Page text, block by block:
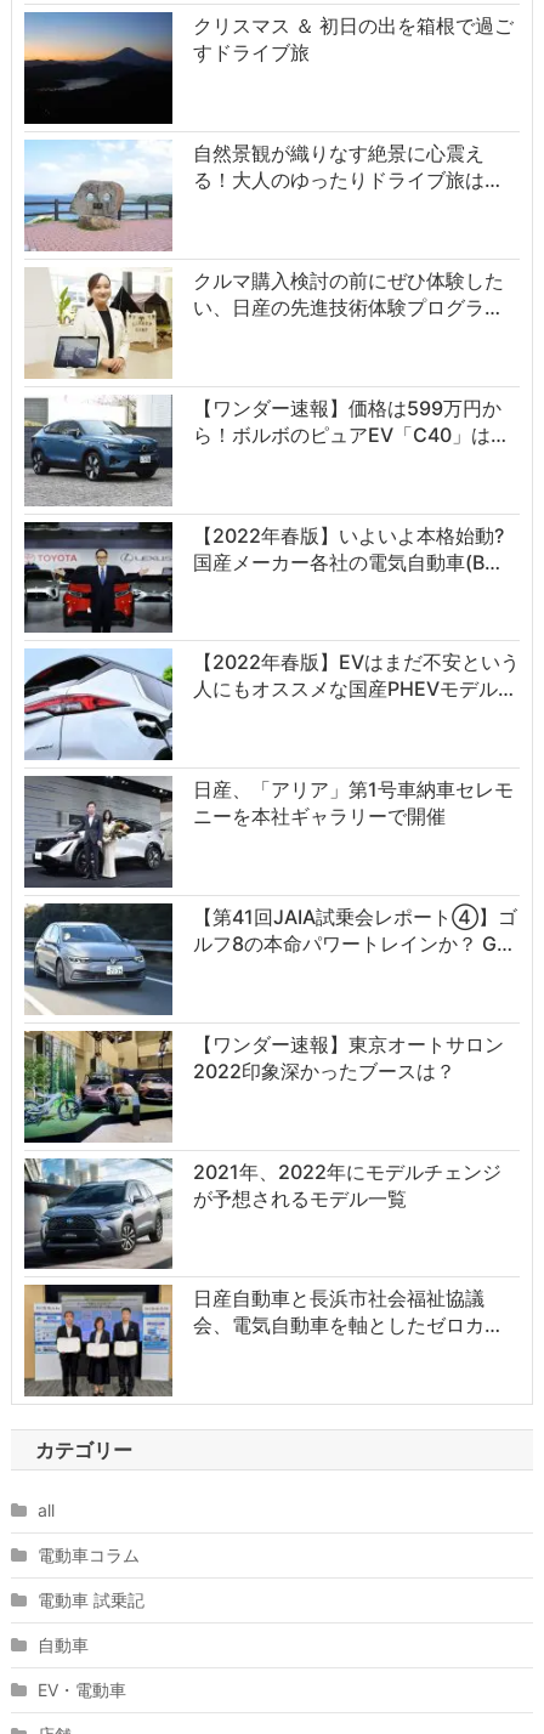
クリスマス ＆ 初日の出を箱根で過ご
すドライブ旅
自然景観が織りなす絶景に心震え
る！大人のゆったりドライブ旅は…
クルマ購入検討の前にぜひ体験した
い、日産の先進技術体験プログラ…
【ワンダー速報】価格は599万円か
ら！ボルボのピュアEV「C40」は…
【2022年春版】いよいよ本格始動?
国産メーカー各社の電気自動車(B…
【2022年春版】EVはまだ不安という
人にもオススメな国産PHEVモデル…
日産、「アリア」第1号車納車セレモ
ニーを本社ギャラリーで開催
【第41回JAIA試乗会レポート④】ゴ
ルフ8の本命パワートレインか？ G…
【ワンダー速報】東京オートサロン
2022印象深かったブースは？
2021年、2022年にモデルチェンジ
が予想されるモデル一覧
日産自動車と長浜市社会福祉協議
会、電気自動車を軸としたゼロカ…
カテゴリー
all
電動車コラム
電動車 試乗記
自動車
EV・電動車